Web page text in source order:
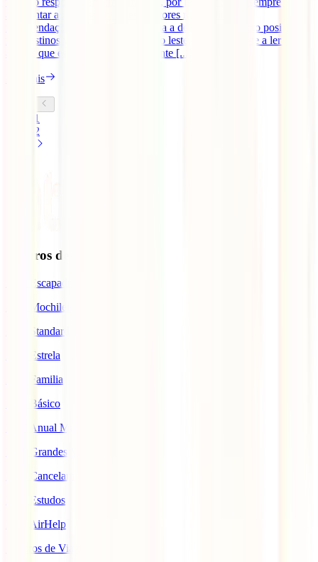
apresentar aos nossos clientes e leitores novas dicas e
recomendações para viajar de forma a deixar um impacto positivo
nos destinos visitados. Se ainda não leste, convidamos-te a ler os
artigos que escrevemos anteriormente [...]
Ler mais
1
2
Seguros de Viagem
IATI Escapadinhas
IATI Mochileiro
IATI Standard
IATI Estrela
IATI Familia
IATI Básico
IATI Anual Multiviagem
IATI Grandes Viajantes
IATI Cancelamento Premium
IATI Estudos
IATI AirHelp
Seguros de Viagem